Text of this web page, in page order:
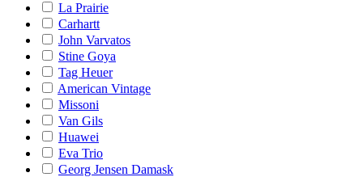
La Prairie
Carhartt
John Varvatos
Stine Goya
Tag Heuer
American Vintage
Missoni
Van Gils
Huawei
Eva Trio
Georg Jensen Damask